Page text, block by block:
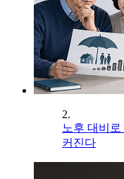
2.
노후 대비
커진다